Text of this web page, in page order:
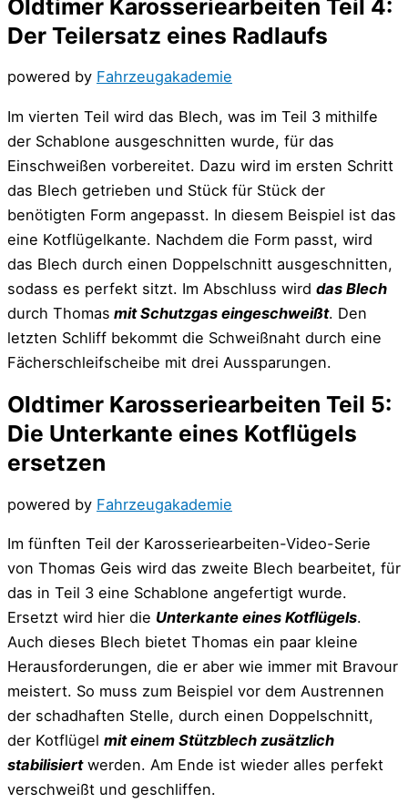
Oldtimer Karosseriearbeiten Teil 4:
Der Teilersatz eines Radlaufs
powered by Fahrzeugakademie
Im vierten Teil wird das Blech, was im Teil 3 mithilfe
der Schablone ausgeschnitten wurde, für das
Einschweißen vorbereitet. Dazu wird im ersten Schritt
das Blech getrieben und Stück für Stück der
benötigten Form angepasst. In diesem Beispiel ist das
eine Kotflügelkante. Nachdem die Form passt, wird
das Blech durch einen Doppelschnitt ausgeschnitten,
sodass es perfekt sitzt. Im Abschluss wird das Blech
durch Thomas mit Schutzgas eingeschweißt. Den
letzten Schliff bekommt die Schweißnaht durch eine
Fächerschleifscheibe mit drei Aussparungen.
Oldtimer Karosseriearbeiten Teil 5:
Die Unterkante eines Kotflügels
ersetzen
powered by Fahrzeugakademie
Im fünften Teil der Karosseriearbeiten-Video-Serie
von Thomas Geis wird das zweite Blech bearbeitet, für
das in Teil 3 eine Schablone angefertigt wurde.
Ersetzt wird hier die Unterkante eines Kotflügels.
Auch dieses Blech bietet Thomas ein paar kleine
Herausforderungen, die er aber wie immer mit Bravour
meistert. So muss zum Beispiel vor dem Austrennen
der schadhaften Stelle, durch einen Doppelschnitt,
der Kotflügel mit einem Stützblech zusätzlich
stabilisiertwerden. Am Ende ist wieder alles perfekt
verschweißt und geschliffen.